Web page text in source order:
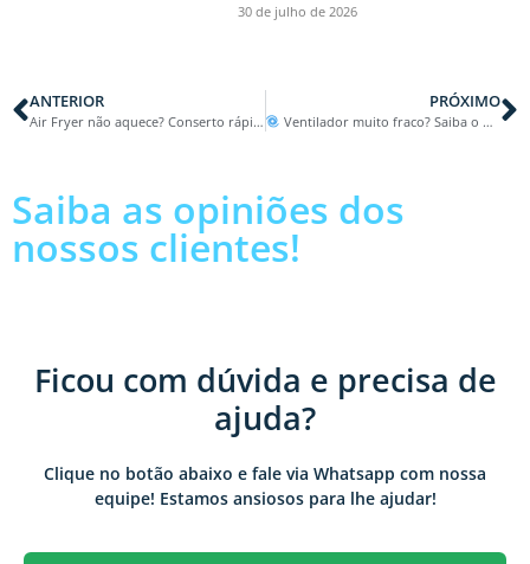
30 de julho de 2026
ANTERIOR
Air Fryer não aquece? Conserto rápido e garantido! | RMS ELETRO REFRIGERAÇÃO
PRÓXIMO
Ventilador muito fraco? Saiba o que pode estar acontecendo!
Saiba as opiniões dos
nossos clientes!
Ficou com dúvida e precisa de
ajuda?
Clique no botão abaixo e fale via Whatsapp com nossa
equipe! Estamos ansiosos para lhe ajudar!